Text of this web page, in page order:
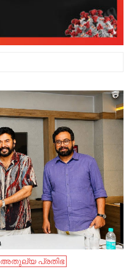
അതുല്യ പ്രതിഭ